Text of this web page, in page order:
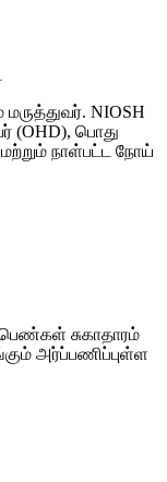
NIOSH
(OHD), பொது
நாள்பட்ட நோய்
சுகாதாரம்
அர்ப்பணிப்புள்ள